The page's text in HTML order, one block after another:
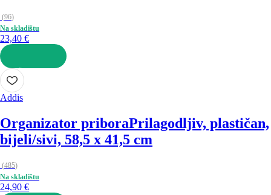
(96)
Na skladištu
23,40 €
U KOŠARICU
Addis
Organizator priboraPrilagodljiv, plastičan,
bijeli/sivi, 58,5 x 41,5 cm
(485)
Na skladištu
24,90 €